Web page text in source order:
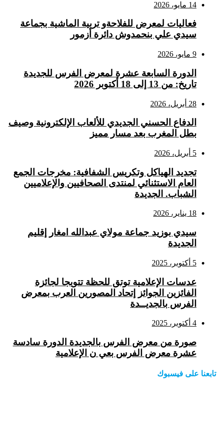
14 مايو، 2026
فعاليات لمعرض للفلاحةو تربية الماشية بجماعة
سيدي علي بنحمدوش دائرة أزمور
9 مايو، 2026
الدورة السابعة عشرة لمعرض الفرس للجديدة
تاريخ: من 13 إلى 18 أكتوبر 2026
28 أبريل، 2026
الدفاع الحسني الجديدي للألعاب الإلكترونية وصيف
بطل المغرب بعد مسار مميز
5 أبريل، 2026
تجديد الهياكل وتكريس الشفافية: مخرجات الجمع
العام الاستثنائي لمنتدى الصحافيين والإعلاميين
الشباب. الجديدة
18 يناير، 2026
سيدي بوزيد جماعة مولاي عبدالله امغار إقليم
الجديدة
5 أكتوبر، 2025
عدسات الإعلامية توتق للحظة تتويجا لجائزة
الفائزين الجوائز إتحاد المصورين العرب بمعرض
الفرس بالجديــدة
4 أكتوبر، 2025
صورة من معرض الفرس بالجديدة الدورة سادسة
عشرة معرض الفرس بعي ن الإعلامية
تابعنا على فيسبوك